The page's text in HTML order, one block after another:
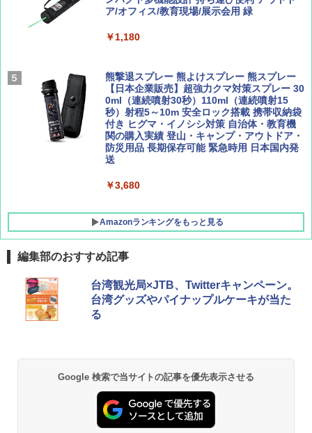
AIRLINE（エアライン）2026年9月号【特
￥1,760
A26 地球の歩き方 チェコ ポーランド スロヴ
￥2,277
広げるだけ パッとサッとテント ブラックコ
簡単設置 ポップアップテント エクルベージ
￥9,990
[キャンパーズコレクション 山善] 傘みたいに
広げるだけ パッとサッとテント キューブワ
イド ブラックコーティング フルクローズ メ
ッシュ 4人用 簡単設置 ポップアップテント P
ATCW-150B エクルベージュ
￥-
ア/オフィス/教育現場/展示会用 緑
￥1,180
熊撃退スプレー 熊よけスプレー 熊スプレー
【日本企業販売】超強力クマ対策スプレー 30
0ml（連続噴射30秒）110ml（連続噴射15
秒）射程5～10m 安全ロック搭載 携帯収納袋
付き ヒグマ・イノシシ対策 自治体・教育機
関の購入実績 登山・キャンプ・アウトドア・
防災用品 長期保存可能 緊急時用 日本国内発
送
￥3,680
Amazonランキングをもっと見る
編集部のおすすめ記事
台湾観光局×JTB、Twitterキャンペーン。
台湾グッズやパイナップルケーキが当た
る
Google 検索で当サイトの記事を優先表示させる